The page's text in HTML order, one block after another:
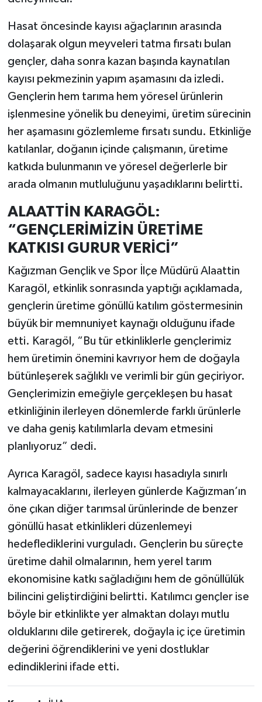
Hasat öncesinde kayısı ağaçlarının arasında
dolaşarak olgun meyveleri tatma fırsatı bulan
gençler, daha sonra kazan başında kaynatılan
kayısı pekmezinin yapım aşamasını da izledi.
Gençlerin hem tarıma hem yöresel ürünlerin
işlenmesine yönelik bu deneyimi, üretim sürecinin
her aşamasını gözlemleme fırsatı sundu. Etkinliğe
katılanlar, doğanın içinde çalışmanın, üretime
katkıda bulunmanın ve yöresel değerlerle bir
arada olmanın mutluluğunu yaşadıklarını belirtti.
ALAATTİN KARAGÖL:
“GENÇLERİMİZİN ÜRETİME
KATKISI GURUR VERİCİ”
Kağızman Gençlik ve Spor İlçe Müdürü Alaattin
Karagöl, etkinlik sonrasında yaptığı açıklamada,
gençlerin üretime gönüllü katılım göstermesinin
büyük bir memnuniyet kaynağı olduğunu ifade
etti. Karagöl, “Bu tür etkinliklerle gençlerimiz
hem üretimin önemini kavrıyor hem de doğayla
bütünleşerek sağlıklı ve verimli bir gün geçiriyor.
Gençlerimizin emeğiyle gerçekleşen bu hasat
etkinliğinin ilerleyen dönemlerde farklı ürünlerle
ve daha geniş katılımlarla devam etmesini
planlıyoruz” dedi.
Ayrıca Karagöl, sadece kayısı hasadıyla sınırlı
kalmayacaklarını, ilerleyen günlerde Kağızman’ın
öne çıkan diğer tarımsal ürünlerinde de benzer
gönüllü hasat etkinlikleri düzenlemeyi
hedeflediklerini vurguladı. Gençlerin bu süreçte
üretime dahil olmalarının, hem yerel tarım
ekonomisine katkı sağladığını hem de gönüllülük
bilincini geliştirdiğini belirtti. Katılımcı gençler ise
böyle bir etkinlikte yer almaktan dolayı mutlu
olduklarını dile getirerek, doğayla iç içe üretimin
değerini öğrendiklerini ve yeni dostluklar
edindiklerini ifade etti.